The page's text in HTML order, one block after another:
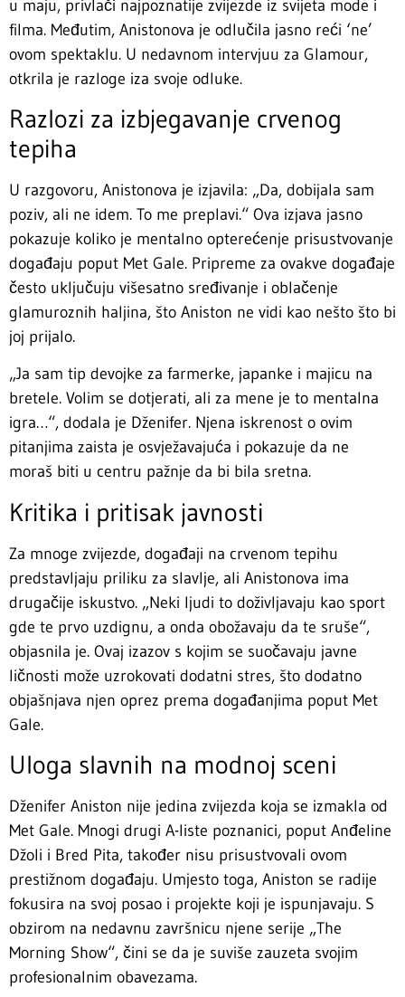
u maju, privlači najpoznatije zvijezde iz svijeta mode i
filma. Međutim, Anistonova je odlučila jasno reći ‘ne’
ovom spektaklu. U nedavnom intervjuu za Glamour,
otkrila je razloge iza svoje odluke.
Razlozi za izbjegavanje crvenog
tepiha
U razgovoru, Anistonova je izjavila: „Da, dobijala sam
poziv, ali ne idem. To me preplavi.“ Ova izjava jasno
pokazuje koliko je mentalno opterećenje prisustvovanje
događaju poput Met Gale. Pripreme za ovakve događaje
često uključuju višesatno sređivanje i oblačenje
glamuroznih haljina, što Aniston ne vidi kao nešto što bi
joj prijalo.
„Ja sam tip devojke za farmerke, japanke i majicu na
bretele. Volim se dotjerati, ali za mene je to mentalna
igra…“, dodala je Dženifer. Njena iskrenost o ovim
pitanjima zaista je osvježavajuća i pokazuje da ne
moraš biti u centru pažnje da bi bila sretna.
Kritika i pritisak javnosti
Za mnoge zvijezde, događaji na crvenom tepihu
predstavljaju priliku za slavlje, ali Anistonova ima
drugačije iskustvo. „Neki ljudi to doživljavaju kao sport
gde te prvo uzdignu, a onda obožavaju da te sruše“,
objasnila je. Ovaj izazov s kojim se suočavaju javne
ličnosti može uzrokovati dodatni stres, što dodatno
objašnjava njen oprez prema događanjima poput Met
Gale.
Uloga slavnih na modnoj sceni
Dženifer Aniston nije jedina zvijezda koja se izmakla od
Met Gale. Mnogi drugi A-liste poznanici, poput Anđeline
Džoli i Bred Pita, također nisu prisustvovali ovom
prestižnom događaju. Umjesto toga, Aniston se radije
fokusira na svoj posao i projekte koji je ispunjavaju. S
obzirom na nedavnu završnicu njene serije „The
Morning Show“, čini se da je suviše zauzeta svojim
profesionalnim obavezama.